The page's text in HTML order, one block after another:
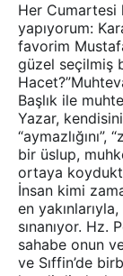
Her Cumartesi
yapıyorum:
favorim
güzel seçilmiş
Başlık ile
Yazar,
bir üslup,
ortaya
İnsan kimi
en
sınanıyor. Hz.
sahabe onun
ve Sıffin’de